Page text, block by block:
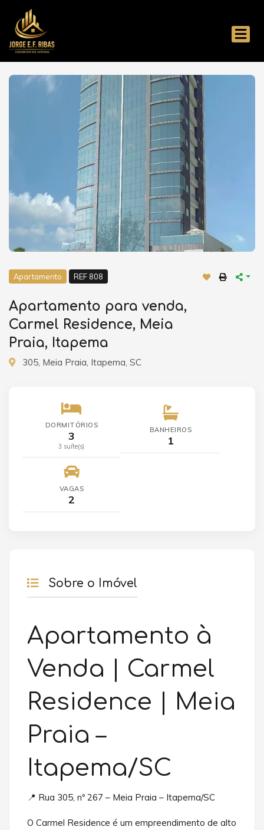
Apartamento REF 808
Apartamento para venda,
Carmel Residence, Meia
Praia, Itapema
305, Meia Praia, Itapema, SC
DORMITÓRIOS
3
3 suíte(s)
BANHEIROS
1
VAGAS
2
Sobre o Imóvel
Apartamento à
Venda | Carmel
Residence | Meia
Praia –
Itapema/SC
📍 Rua 305, nº 267 – Meia Praia – Itapema/SC
O Carmel Residence é um empreendimento de alto